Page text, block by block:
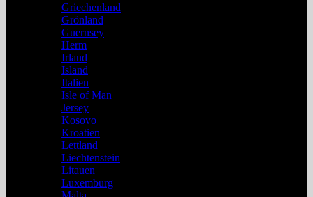
Griechenland
Grönland
Guernsey
Herm
Irland
Island
Italien
Isle of Man
Jersey
Kosovo
Kroatien
Lettland
Liechtenstein
Litauen
Luxemburg